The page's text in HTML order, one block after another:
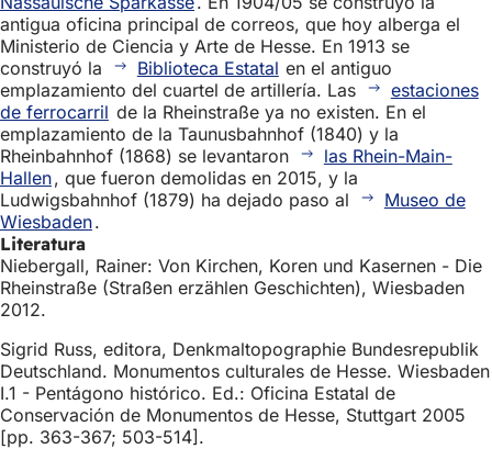
antigua oficina principal de correos, que hoy alberga el
Ministerio de Ciencia y Arte de Hesse. En 1913 se
construyó la
Biblioteca Estatal en el antiguo
emplazamiento del cuartel de artillería. Las
estaciones
de ferrocarril de la Rheinstraße ya no existen. En el
emplazamiento de la Taunusbahnhof (1840) y la
Rheinbahnhof (1868) se levantaron
las Rhein-Main-
Hallen, que fueron demolidas en 2015, y la
Ludwigsbahnhof (1879) ha dejado paso al
Museo de
Wiesbaden.
Literatura
Niebergall, Rainer: Von Kirchen, Koren und Kasernen - Die
Rheinstraße (Straßen erzählen Geschichten), Wiesbaden
2012.
Sigrid Russ, editora, Denkmaltopographie Bundesrepublik
Deutschland. Monumentos culturales de Hesse. Wiesbaden
I.1 - Pentágono histórico. Ed.: Oficina Estatal de
Conservación de Monumentos de Hesse, Stuttgart 2005
[pp. 363-367; 503-514].